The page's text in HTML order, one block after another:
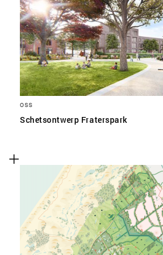
OSS
Schetsontwerp Fraterspark
SLA VOORKEUREN OP